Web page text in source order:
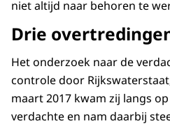
niet altijd naar behoren te
Drie
Het onderzoek naar de
controle door
maart 2017 kwam zij langs
verdachte en nam daarbij